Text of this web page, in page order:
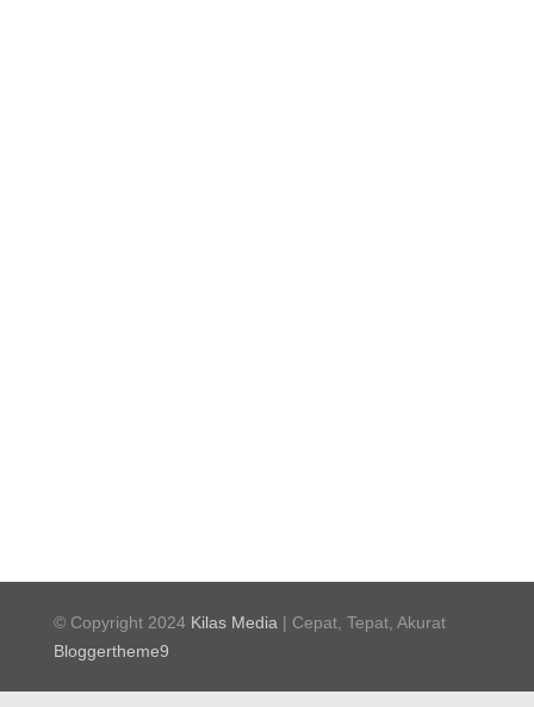
© Copyright 2024 Kilas Media | Cepat, Tepat, Akurat
Bloggertheme9